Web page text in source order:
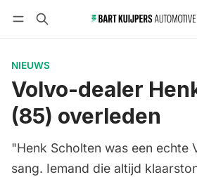
NIEUWS
Volvo-dealer
(85) overleden
"Henk Scholten was een echte
sang. Iemand die altijd